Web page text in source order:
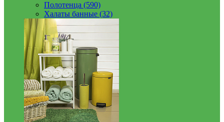
Полотенца (590)
Халаты банные (32)